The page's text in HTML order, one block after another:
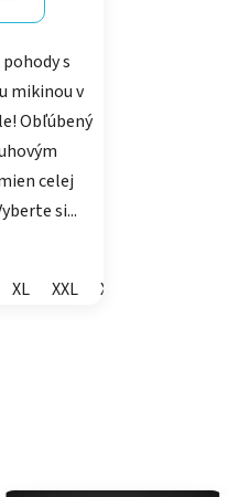
s
mikinou v
Obľúbený
celej
si...
XL XXL XXXL